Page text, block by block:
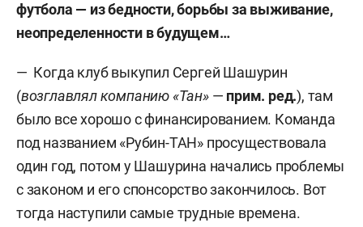
футбола — из бедности, борьбы за выживание,
неопределенности в будущем…
— Когда клуб выкупил Сергей Шашурин
(возглавлял компанию «Тан»— прим. ред.), там
было все хорошо с финансированием. Команда
под названием «Рубин-ТАН» просуществовала
один год, потом у Шашурина начались проблемы
с законом и его спонсорство закончилось. Вот
тогда наступили самые трудные времена.